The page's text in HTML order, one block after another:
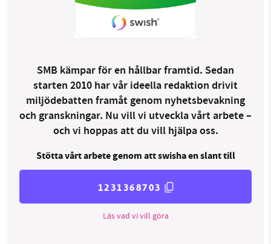
SMB kämpar för en hållbar framtid. Sedan
starten 2010 har vår ideella redaktion drivit
miljödebatten framåt genom nyhetsbevakning
och granskningar. Nu vill vi utveckla vårt arbete –
och vi hoppas att du vill hjälpa oss.
Stötta vårt arbete genom att swisha en slant till
1231368703
Läs vad vi vill göra